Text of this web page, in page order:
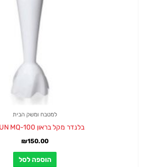
למטבח ומשק הבית
בלנדר מקל בראון BRAUN MQ-100
₪150.00
הוספה לסל